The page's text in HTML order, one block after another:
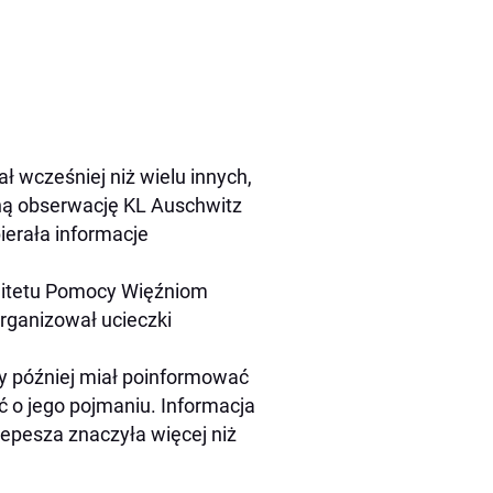
wcześniej niż wielu innych,
obserwację KL Auschwitz
informacje
Pomocy Więźniom
ucieczki
później miał poinformować
o jego pojmaniu. Informacja
znaczyła więcej niż